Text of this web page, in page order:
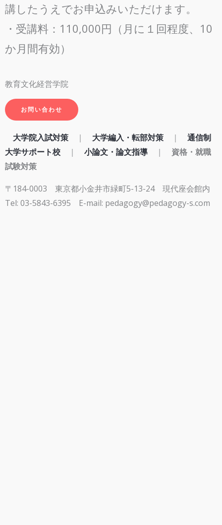
講したうえでお申込みいただけます。
・受講料：110,000円（月に１回程度、10
か月間有効）
教育文化経営学院
お問い合わせ
大学院入試対策 ｜ 大学編入・転部対策 ｜ 通信制
大学サポート校 ｜ 小論文・論文指導 ｜ 資格・就職
試験対策
〒184-0003 東京都小金井市緑町5-13-24 現代座会館内
Tel: 03-5843-6395 E-mail: pedagogy@pedagogy-s.com